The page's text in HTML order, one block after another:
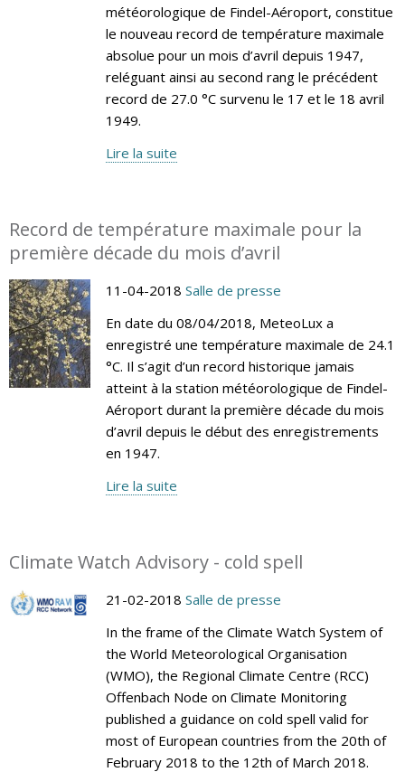
météorologique de Findel-Aéroport, constitue
le nouveau record de température maximale
absolue pour un mois d’avril depuis 1947,
reléguant ainsi au second rang le précédent
record de 27.0 °C survenu le 17 et le 18 avril
1949.
Lire la suite
Record de température maximale pour la
première décade du mois d’avril
11-04-2018 Salle de presse
En date du 08/04/2018, MeteoLux a
enregistré une température maximale de 24.1
°C. Il s’agit d’un record historique jamais
atteint à la station météorologique de Findel-
Aéroport durant la première décade du mois
d’avril depuis le début des enregistrements
en 1947.
Lire la suite
Climate Watch Advisory - cold spell
21-02-2018 Salle de presse
In the frame of the Climate Watch System of
the World Meteorological Organisation
(WMO), the Regional Climate Centre (RCC)
Offenbach Node on Climate Monitoring
published a guidance on cold spell valid for
most of European countries from the 20th of
February 2018 to the 12th of March 2018.